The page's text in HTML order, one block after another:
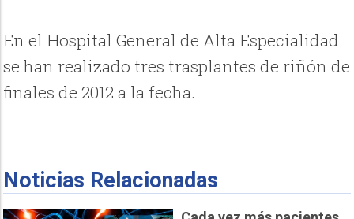
En el Hospital General de Alta Especialidad
se han realizado tres trasplantes de riñón de
finales de 2012 a la fecha.
Noticias Relacionadas